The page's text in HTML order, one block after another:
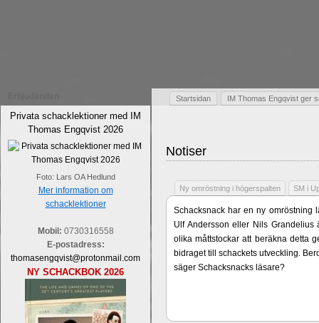
Privata schacklektioner med IM
Thomas Engqvist 2026
Foto: Lars OA Hedlund
Mer information om
schacklektioner
Mobil: 0730316558
E-postadress:
thomasengqvist@protonmail.com
NY SCHACKBOK 2026
Startsidan IM Thomas Engqvist ger
Notiser
Ny omröstning i högerspalten SM i
Schacksnack har en ny omröstning
Ulf Andersson eller Nils
olika måttstockar att beräkna detta
bidraget till schackets utveckling.
säger Schacksnacks läsare?